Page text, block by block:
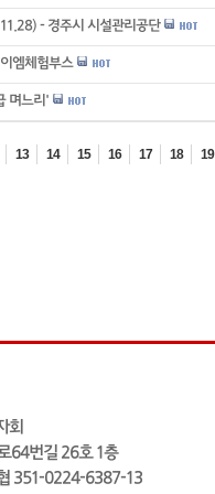
- 경주시 시설관리공단
엠체험부스
며느리'
13 14 15 16 17 18 19
회
64번길 26호 1층
351-0224-6387-13